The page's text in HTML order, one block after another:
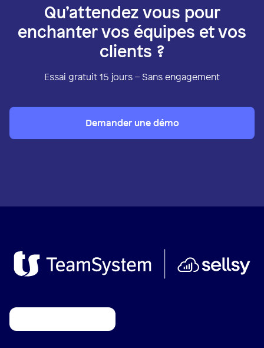
Qu’attendez vous pour
enchanter vos équipes et vos
clients ?
Essai gratuit 15 jours – Sans engagement
Demander une démo